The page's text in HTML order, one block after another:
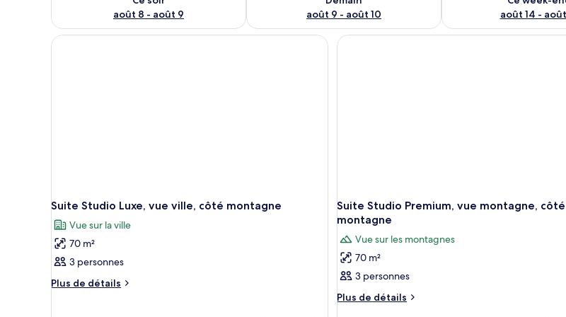
août 8 - août 9
août 9 - août 10
août 14 -
Suite Studio Luxe, vue ville, côté montagne
Vue sur la ville
70 m²
3 personnes
Plus de détails
Plus
Suite Studio Premium, vue montagne, côté
montagne
Vue sur les montagnes
70 m²
3 personnes
Plus de détails
Plus